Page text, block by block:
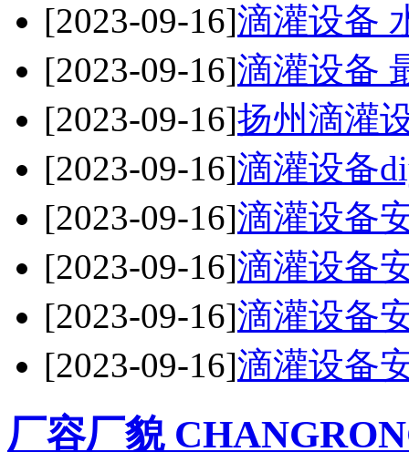
[2023-09-16]滴灌设备
[2023-09-16]滴灌设备
[2023-09-16]扬州滴灌
[2023-09-16]滴灌设备
[2023-09-16]滴灌设备
[2023-09-16]滴灌设备
[2023-09-16]滴灌设备
[2023-09-16]滴灌设备
厂容厂貌